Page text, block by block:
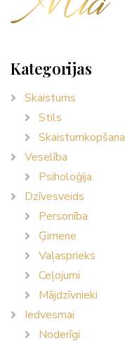
Kategorijas
Skaistums
Stils
Skaistumkopšana
Veselība
Psiholoģija
Dzīvesveids
Personība
Ģimene
Vaļasprieks
Ceļojumi
Mājdzīvnieki
Iedvesmai
Noderīgi